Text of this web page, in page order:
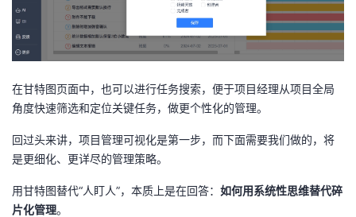
在甘特图页面中，也可以进行任务搜索，便于项目经理从项目全局
角度快速筛选和定位关键任务，做更个性化的管理。
回过头来讲，项目管理可视化是第一步，而下面需要我们做的，将
是更细化、更详尽的管理策略。
用甘特图替代“人盯人”，本质上是在回答： 如何用系统性思维替代碎
片化管理。